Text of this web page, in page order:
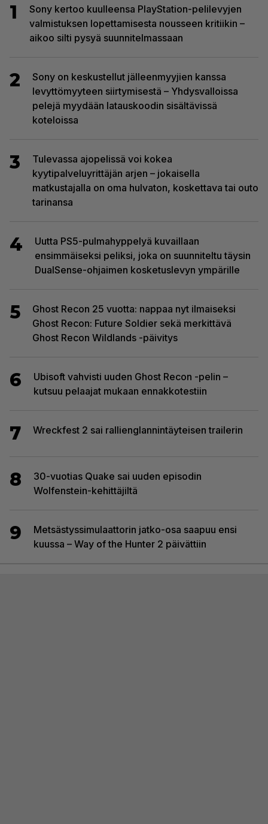
1
Sony kertoo kuulleensa PlayStation-pelilevyjen
valmistuksen lopettamisesta nousseen kritiikin –
aikoo silti pysyä suunnitelmassaan
2
Sony on keskustellut jälleenmyyjien kanssa
levyttömyyteen siirtymisestä – Yhdysvalloissa
pelejä myydään latauskoodin sisältävissä
koteloissa
3
Tulevassa ajopelissä voi kokea
kyytipalveluyrittäjän arjen – jokaisella
matkustajalla on oma hulvaton, koskettava tai outo
tarinansa
4
Uutta PS5-pulmahyppelyä kuvaillaan
ensimmäiseksi peliksi, joka on suunniteltu täysin
DualSense-ohjaimen kosketuslevyn ympärille
5
Ghost Recon 25 vuotta: nappaa nyt ilmaiseksi
Ghost Recon: Future Soldier sekä merkittävä
Ghost Recon Wildlands -päivitys
6
Ubisoft vahvisti uuden Ghost Recon -pelin –
kutsuu pelaajat mukaan ennakkotestiin
7 Wreckfest 2 sai rallienglannintäyteisen trailerin
8
30-vuotias Quake sai uuden episodin
Wolfenstein-kehittäjiltä
9
Metsästyssimulaattorin jatko-osa saapuu ensi
kuussa – Way of the Hunter 2 päivättiin